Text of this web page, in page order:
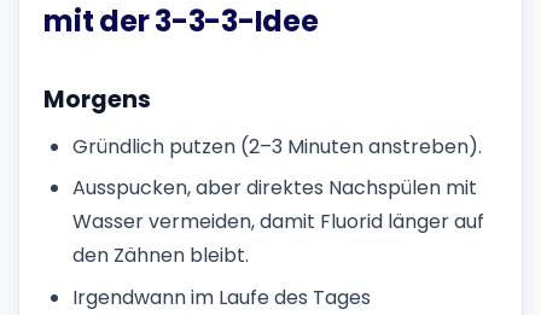
mit der 3-3-3-Idee
Morgens
Gründlich putzen (2–3 Minuten anstreben).
Ausspucken, aber direktes Nachspülen mit
Wasser vermeiden, damit Fluorid länger auf
den Zähnen bleibt.
Irgendwann im Laufe des Tages